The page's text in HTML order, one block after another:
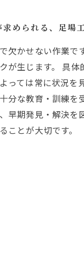
められる、足場
欠かせない作業
が生じます。 具
っては常に状況を
分な教育・訓練
早期発見・解決
ことが大切です。